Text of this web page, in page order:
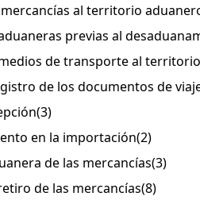
al territorio
previas al
de transporte al
de los documentos de
(3)
en la importación(2)
de las mercancías(3)
de las mercancías(8)